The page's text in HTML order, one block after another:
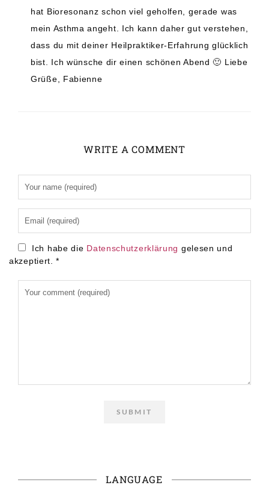
hat Bioresonanz schon viel geholfen, gerade was
mein Asthma angeht. Ich kann daher gut verstehen,
dass du mit deiner Heilpraktiker-Erfahrung glücklich
bist. Ich wünsche dir einen schönen Abend 🙂 Liebe
Grüße, Fabienne
WRITE A COMMENT
Ich habe die Datenschutzerklärung gelesen und
akzeptiert.
*
LANGUAGE